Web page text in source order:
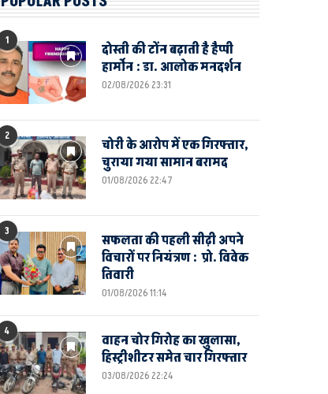
1
दोस्ती की टोंन बढ़ाती है हैप्पी
हार्मोन : डा. आलोक मनदर्शन
02/08/2026 23:31
2
चोरी के आरोप में एक गिरफ्तार,
चुराया गया सामान बरामद
01/08/2026 22:47
3
सफलता की पहली सीढ़ी अपने
विचारों पर नियंत्रण : प्रो. विवेक
तिवारी
01/08/2026 11:14
4
वाहन चोर गिरोह का खुलासा,
हिस्ट्रीशीटर समेत चार गिरफ्तार
03/08/2026 22:24